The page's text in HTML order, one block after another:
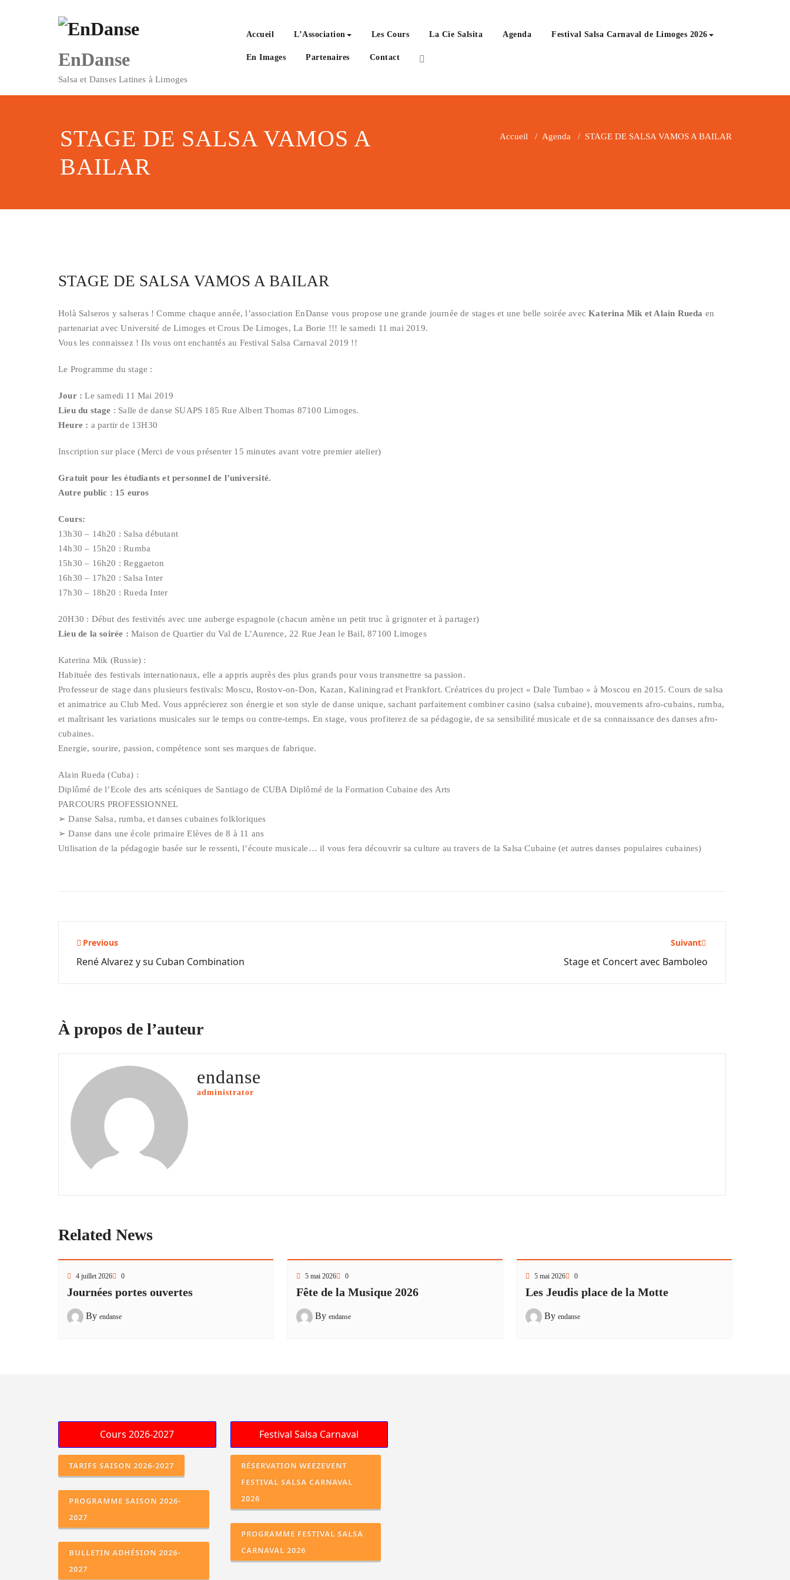
EnDanse
Salsa et Danses Latines à Limoges
Accueil L’Association Les Cours La Cie Salsita Agenda Festival Salsa Carnaval de Limoges 2026
En Images Partenaires Contact
STAGE DE SALSA VAMOS A
BAILAR
Accueil / Agenda / STAGE DE SALSA VAMOS A BAILAR
STAGE DE SALSA VAMOS A BAILAR
Holà Salseros y salseras ! Comme chaque année, l’association EnDanse vous propose une grande journée de stages et une belle soirée avecKaterina Mik et Alain Rueda en
partenariat avec Université de Limoges et Crous De Limoges, La Borie !!! le samedi 11 mai 2019.
Vous les connaissez ! Ils vous ont enchantés au Festival Salsa Carnaval 2019 !!
Le Programme du stage :
Jour : Le samedi 11 Mai 2019
Lieu du stage : Salle de danse SUAPS 185 Rue Albert Thomas 87100 Limoges.
Heure : a partir de 13H30
Inscription sur place (Merci de vous présenter 15 minutes avant votre premier atelier)
Gratuit pour les étudiants et personnel de l’université.
Autre public : 15 euros
Cours:
13h30 – 14h20 : Salsa débutant
14h30 – 15h20 : Rumba
15h30 – 16h20 : Reggaeton
16h30 – 17h20 : Salsa Inter
17h30 – 18h20 : Rueda Inter
20H30 : Début des festivités avec une auberge espagnole (chacun amène un petit truc à grignoter et à partager)
Lieu de la soirée : Maison de Quartier du Val de L’Aurence, 22 Rue Jean le Bail, 87100 Limoges
Katerina Mik (Russie) :
Habituée des festivals internationaux, elle a appris auprès des plus grands pour vous transmettre sa passion.
Professeur de stage dans plusieurs festivals: Moscu, Rostov-on-Don, Kazan, Kaliningrad et Frankfort. Créatrices du project « Dale Tumbao » à Moscou en 2015. Cours de salsa
et animatrice au Club Med. Vous apprécierez son énergie et son style de danse unique, sachant parfaitement combiner casino (salsa cubaine), mouvements afro-cubains, rumba,
et maîtrisant les variations musicales sur le temps ou contre-temps. En stage, vous profiterez de sa pédagogie, de sa sensibilité musicale et de sa connaissance des danses afro-
cubaines.
Energie, sourire, passion, compétence sont ses marques de fabrique.
Alain Rueda (Cuba) :
Diplômé de l’Ecole des arts scéniques de Santiago de CUBA Diplômé de la Formation Cubaine des Arts
PARCOURS PROFESSIONNEL
➢ Danse Salsa, rumba, et danses cubaines folkloriques
➢ Danse dans une école primaire Elèves de 8 à 11 ans
Utilisation de la pédagogie basée sur le ressenti, l’écoute musicale… il vous fera découvrir sa culture au travers de la Salsa Cubaine (et autres danses populaires cubaines)
Navigation
de
Previous
René Alvarez y su Cuban Combination
Suivant
Stage et Concert avec Bamboleo
À propos de l’auteur
endanse
administrator
Related News
4 juillet 2026 0
Journées portes ouvertes
By endanse
5 mai 2026 0
Fête de la Musique 2026
By endanse
5 mai 2026 0
Les Jeudis place de la Motte
By endanse
TARIFS SAISON 2026-2027
PROGRAMME SAISON 2026-
2027
BULLETIN ADHÉSION 2026-
2027
RÉSERVATION WEEZEVENT
FESTIVAL SALSA CARNAVAL
2026
PROGRAMME FESTIVAL SALSA
CARNAVAL 2026